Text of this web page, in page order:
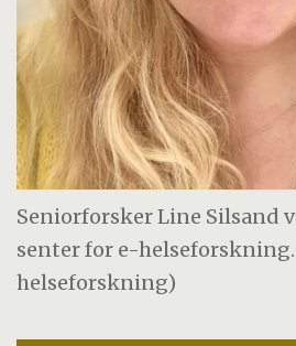
Seniorforsker Line Silsand
senter for e-helseforskning.
helseforskning)